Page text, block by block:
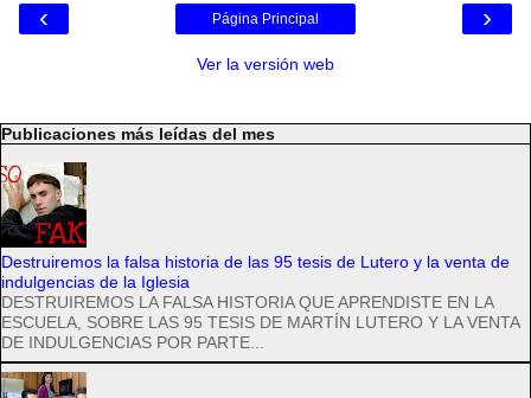
‹ ›
Página Principal
Ver la versión web
Publicaciones más leídas del mes
Destruiremos la falsa historia de las 95 tesis de Lutero y la venta de
indulgencias de la Iglesia
DESTRUIREMOS LA FALSA HISTORIA QUE APRENDISTE EN LA
ESCUELA, SOBRE LAS 95 TESIS DE MARTÍN LUTERO Y LA VENTA
DE INDULGENCIAS POR PARTE...